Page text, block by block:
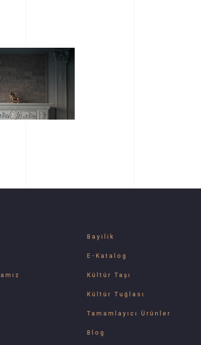
Bayilik
E-Katalog
Kültür Taşı
Kültür Tuğlası
Tamamlayıcı Ürünler
Blog